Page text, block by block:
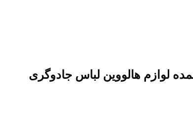
لوازم هالووین لباس جادوگری